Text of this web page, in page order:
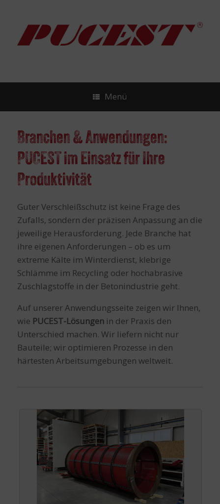
Menü
Branchen & Anwendungen:
PUCEST im Einsatz für Ihre
Produktivität
Guter Verschleißschutz ist keine Frage des
Zufalls, sondern der präzisen Anpassung an die
jeweilige Herausforderung. Jede Branche hat
ihre eigenen Anforderungen – ob es um
extreme Kälte im Winterdienst, klebrige
Schlämme im Recycling oder hochabrasive
Zuschlagstoffe in der Betonindustrie geht.
Auf unserer Anwendungsseite zeigen wir Ihnen,
wie PUCEST-Lösungen in der Praxis den
Unterschied machen. Wir liefern nicht nur
Bauteile; wir optimieren Prozesse in den
härtesten Arbeitsumgebungen weltweit.